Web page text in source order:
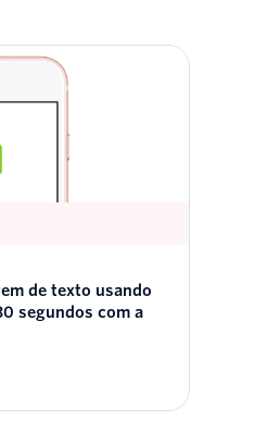
de texto usando
segundos com a